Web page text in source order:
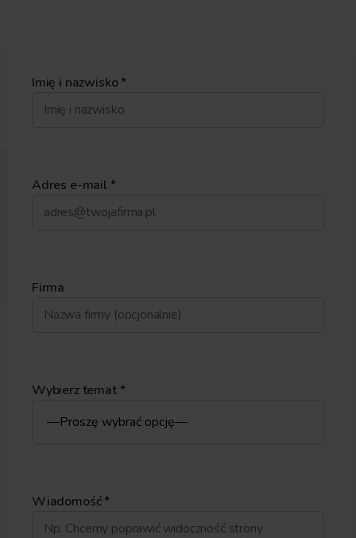
Imię i nazwisko *
Adres e-mail *
Firma
Wybierz temat *
Wiadomość *